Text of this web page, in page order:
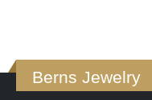
Berns Jewelry